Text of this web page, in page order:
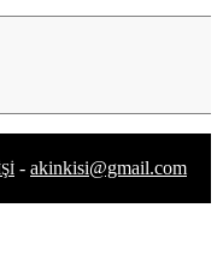
- akinkisi@gmail.com